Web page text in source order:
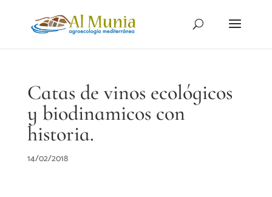
Catas de vinos ecológicos
y biodinamicos con
historia.
14/02/2018